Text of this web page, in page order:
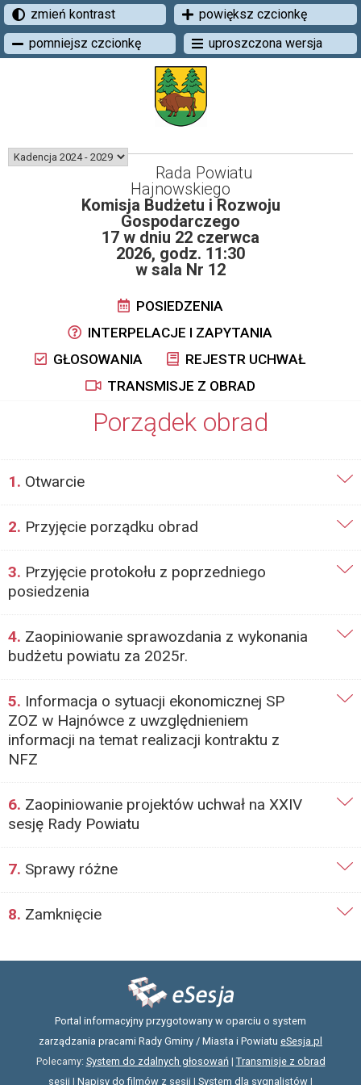
zmień kontrast
powiększ czcionkę
pomniejsz czcionkę
uproszczona wersja
Rada Powiatu
Hajnowskiego
Komisja Budżetu i Rozwoju
Gospodarczego
17 w dniu 22 czerwca
2026, godz. 11:30
w sala Nr 12
POSIEDZENIA
INTERPELACJE I ZAPYTANIA
GŁOSOWANIA
REJESTR UCHWAŁ
TRANSMISJE Z OBRAD
Porządek obrad
1. Otwarcie
2. Przyjęcie porządku obrad
3. Przyjęcie protokołu z poprzedniego
posiedzenia
4. Zaopiniowanie sprawozdania z wykonania
budżetu powiatu za 2025r.
5. Informacja o sytuacji ekonomicznej SP
ZOZ w Hajnówce z uwzględnieniem
informacji na temat realizacji kontraktu z
NFZ
6. Zaopiniowanie projektów uchwał na XXIV
sesję Rady Powiatu
7. Sprawy różne
8. Zamknięcie
Portal informacyjny przygotowany w oparciu o system
zarządzania pracami Rady Gminy / Miasta i Powiatu eSesja.pl
Polecamy: System do zdalnych głosowań| Transmisje z obrad
sesji | Napisy do filmów z sesji | System dla sygnalistów |